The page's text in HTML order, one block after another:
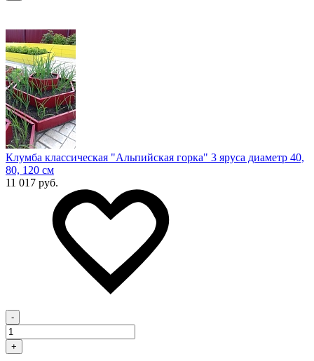
Клумба классическая "Альпийская горка" 3 яруса диаметр 40,
80, 120 см
11 017 руб.
-
+